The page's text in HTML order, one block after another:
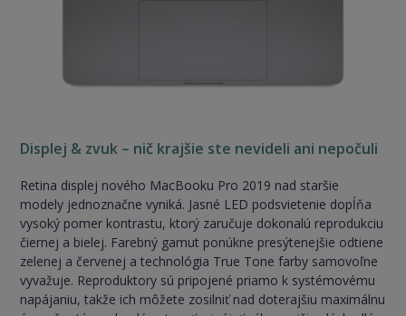
Displej & zvuk – nič krajšie ste nevideli ani nepočuli
Retina displej nového MacBooku Pro 2019 nad staršie
modely jednoznačne vyniká. Jasné LED podsvietenie dopĺňa
vysoký pomer kontrastu, ktorý zaručuje dokonalú reprodukciu
čiernej a bielej. Farebný gamut ponúkne presýtenejšie odtiene
zelenej a červenej a technológia True Tone farby samovoľne
vyvažuje. Reproduktory sú pripojené priamo k systémovému
napájaniu, takže ich môžete zosilniť nad doterajšiu maximálnu